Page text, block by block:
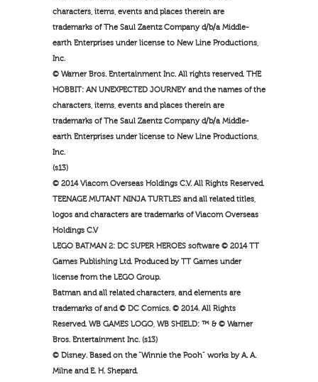
characters, items, events and places therein are
trademarks of The Saul Zaentz Company d/b/a Middle-
earth Enterprises under license to New Line Productions,
Inc.
© Warner Bros. Entertainment Inc. All rights reserved. THE
HOBBIT: AN UNEXPECTED JOURNEY and the names of the
characters, items, events and places therein are
trademarks of The Saul Zaentz Company d/b/a Middle-
earth Enterprises under license to New Line Productions,
Inc.
(s13)
© 2014 Viacom Overseas Holdings C.V. All Rights Reserved.
TEENAGE MUTANT NINJA TURTLES and all related titles,
logos and characters are trademarks of Viacom Overseas
Holdings C.V
LEGO BATMAN 2: DC SUPER HEROES software © 2014 TT
Games Publishing Ltd. Produced by TT Games under
license from the LEGO Group.
Batman and all related characters, and elements are
trademarks of and © DC Comics. © 2014. All Rights
Reserved. WB GAMES LOGO, WB SHIELD: ™ & © Warner
Bros. Entertainment Inc. (s13)
© Disney. Based on the “Winnie the Pooh” works by A. A.
Milne and E. H. Shepard.